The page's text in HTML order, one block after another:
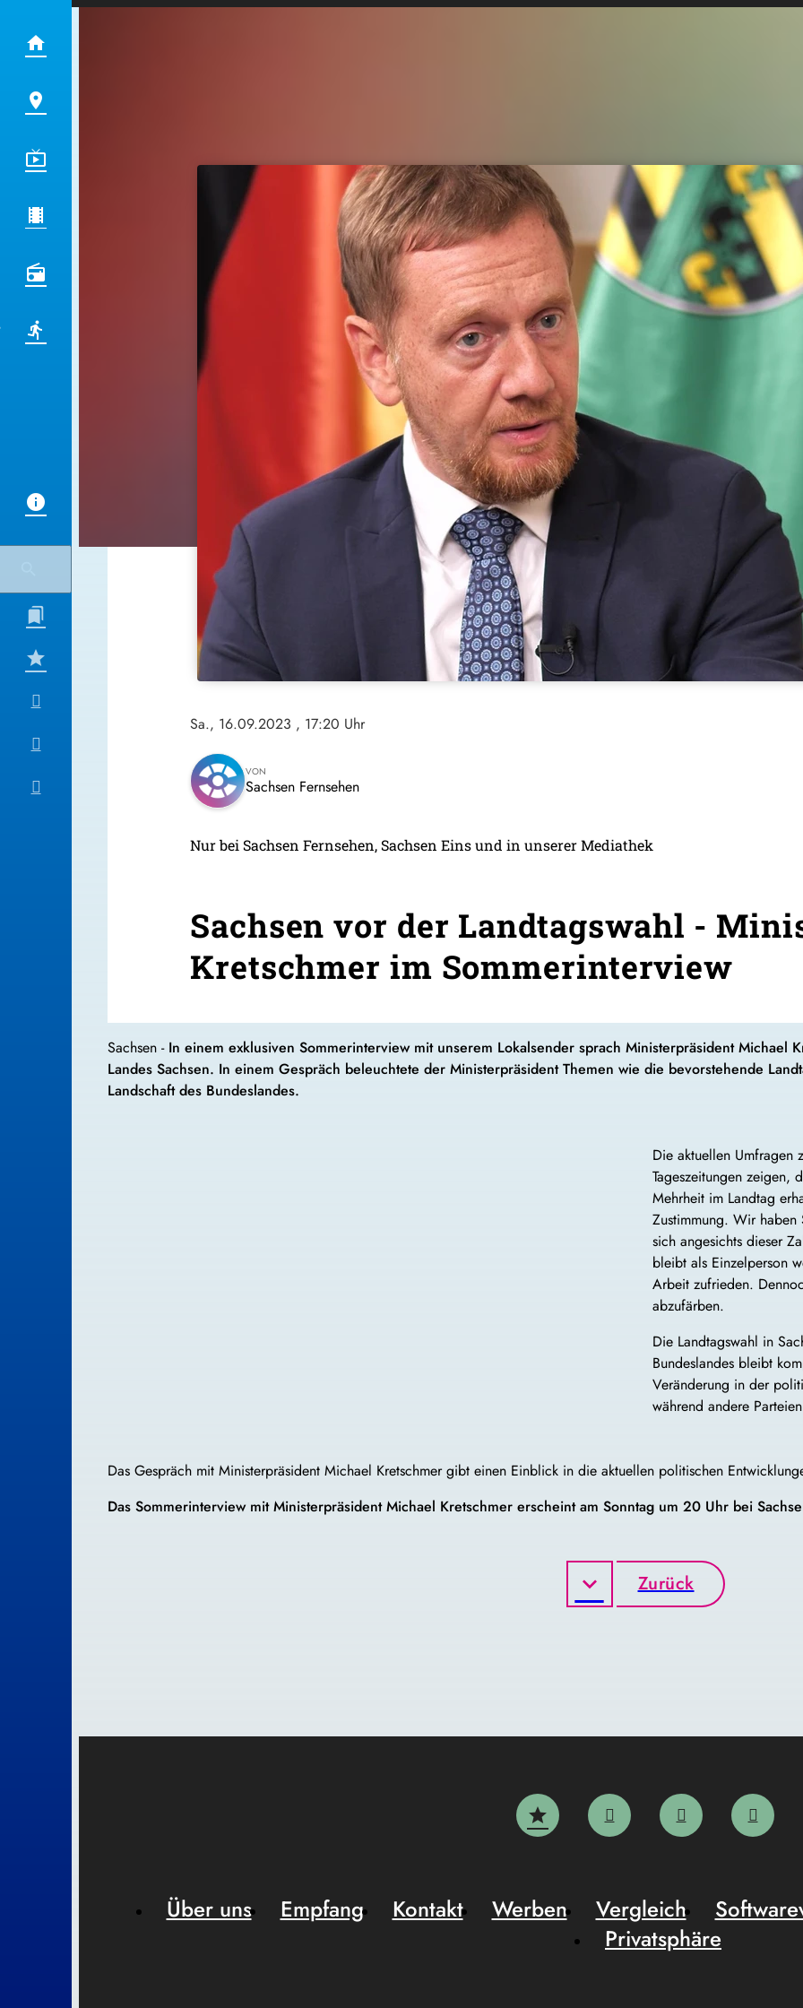
Sa., 16.09.2023 , 17:20 Uhr
VON
Sachsen Fernsehen
Nur bei Sachsen Fernsehen, Sachsen Eins und in unserer Mediathek
Sachsen vor der Landtagswahl -
Kretschmer im Sommerinterview
Sachsen - In einem exklusiven Sommerinterview mit unserem Lokalsender sprach Ministerpräsident
Landes Sachsen. In einem Gespräch beleuchtete der Ministerpräsident Themen wie die bevorstehende
Landschaft des Bundeslandes.
Die aktuellen Umfragen
Tageszeitungen zeigen,
Mehrheit im Landtag
Zustimmung. Wir haben
sich angesichts dieser
bleibt als Einzelperson
Arbeit zufrieden.
abzufärben.
Die Landtagswahl in
Bundeslandes bleibt
Veränderung in der
während andere
Das Gespräch mit Ministerpräsident Michael Kretschmer gibt einen Einblick in die aktuellen politischen
Das Sommerinterview mit Ministerpräsident Michael Kretschmer erscheint am Sonntag um 20 Uhr bei
Zurück
Über uns Empfang Kontakt Werben Vergleich
Privatsphäre